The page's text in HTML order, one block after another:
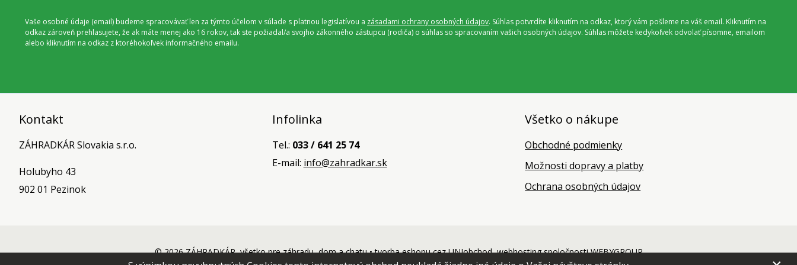
Vaše osobné údaje (email) budeme spracovávať len za týmto účelom v súlade s platnou legislatívou a zásadami ochrany osobných údajov. Súhlas potvrdíte kliknutím na odkaz, ktorý vám pošleme na váš email. Kliknutím na
odkaz zároveň prehlasujete, že ak máte menej ako 16 rokov, tak ste požiadal/a svojho zákonného zástupcu (rodiča) o súhlas so spracovaním vašich osobných údajov. Súhlas môžete kedykoľvek odvolať písomne, emailom
alebo kliknutím na odkaz z ktoréhokoľvek informačného emailu.
Kontakt
ZÁHRADKÁR Slovakia s.r.o.
Holubyho 43
902 01 Pezinok
Infolinka
Tel.: 033 / 641 25 74
E-mail: info@zahradkar.sk
Všetko o nákupe
Obchodné podmienky
Možnosti dopravy a platby
Ochrana osobných údajov
© 2026 ZÁHRADKÁR, všetko pre záhradu, dom a chatu •tvorba eshopu cez UNIobchod,webhostingspoločnostiWEBYGROUP